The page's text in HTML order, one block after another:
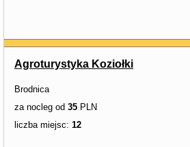
Agroturystyka Koziołki
Brodnica
za nocleg od 35 PLN
liczba miejsc: 12